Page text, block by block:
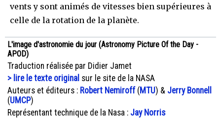
vents y sont animés de vitesses bien supérieures à
celle de la rotation de la planète.
L'image d'astronomie du jour (Astronomy Picture Of the Day -
APOD)
Traduction réalisée par Didier Jamet
> lire le texte original sur le site de la NASA
Auteurs et éditeurs : Robert Nemiroff(MTU) & Jerry Bonnell
(UMCP)
Représentant technique de la Nasa : Jay Norris